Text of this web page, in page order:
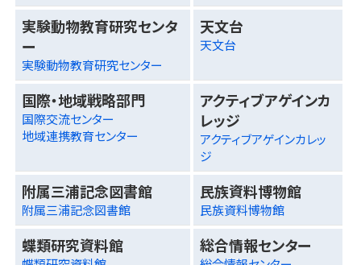
実験動物教育研究センタ
ー
実験動物教育研究センター
天文台
天文台
国際・地域戦略部門
国際交流センター
地域連携教育センター
アクティブアゲインカ
レッジ
アクティブアゲインカレッ
ジ
附属三浦記念図書館
附属三浦記念図書館
民族資料博物館
民族資料博物館
蝶類研究資料館 総合情報センター